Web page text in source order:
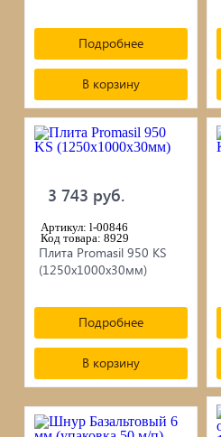
Подробнее
В корзину
3 743 руб.
Артикул: l-00846
Код товара: 8929
Плита Promasil 950 KS
(1250х1000х30мм)
Подробнее
В корзину